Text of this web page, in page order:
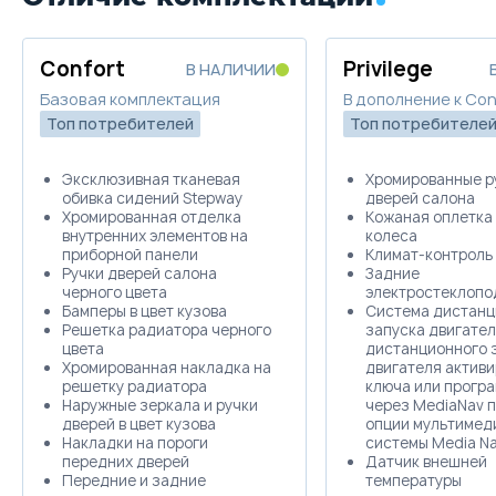
Confort
В НАЛИЧИИ
Базовая комплектация
Топ потребителей
Эксклюзивная тканевая
обивка сидений Stepway
Хромированная отделка
внутренних элементов на
приборной панели
Ручки дверей салона
черного цвета
Бамперы в цвет кузова
Решетка радиатора черного
цвета
Хромированная накладка на
решетку радиатора
Наружные зеркала и ручки
дверей в цвет кузова
Накладки на пороги
передних дверей
Передние и задние
Privilege
В дополнение к
Топ потребителей
Хромированные
дверей салона
Кожаная оплетка
колеса
Климат-контроль
Задние
Система
запуска
дистанционного
двигателя
ключа или
через MediaNav
опции
системы Media
Датчик внешней
температуры